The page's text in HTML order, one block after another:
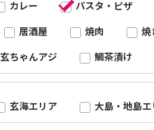
カレー パスタ・ピザ
居酒屋 焼肉 焼
玄ちゃんアジ 鯛茶漬け
玄海エリア 大島・地島エ